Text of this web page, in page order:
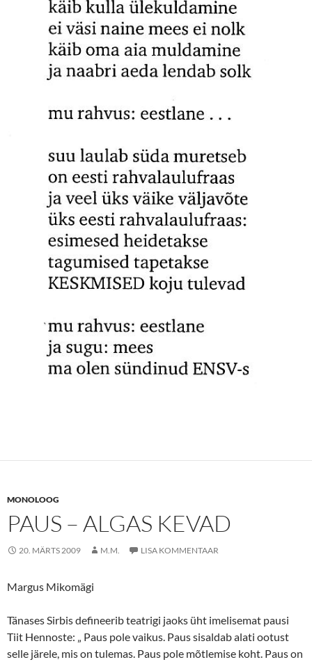
MONOLOOG
PAUS – ALGAS KEVAD
20. MÄRTS 2009 M.M. LISA KOMMENTAAR
Margus Mikomägi
Tänases Sirbis defineerib teatrigi jaoks üht imelisemat pausi
Tiit Hennoste: „ Paus pole vaikus. Paus sisaldab alati ootust
selle järele, mis on tulemas. Paus pole mõtlemise koht. Paus on